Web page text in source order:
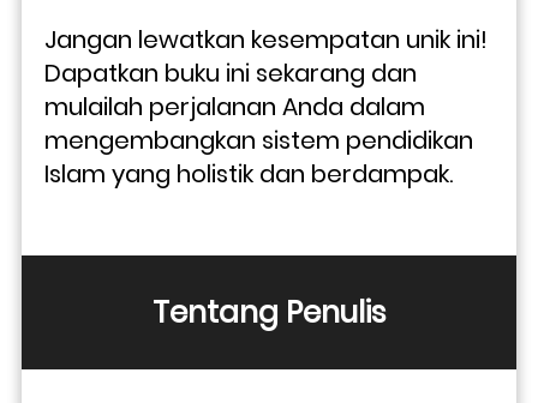
Jangan lewatkan kesempatan unik ini!
Dapatkan buku ini sekarang dan
mulailah perjalanan Anda dalam
mengembangkan sistem pendidikan
Islam yang holistik dan berdampak.
Tentang Penulis